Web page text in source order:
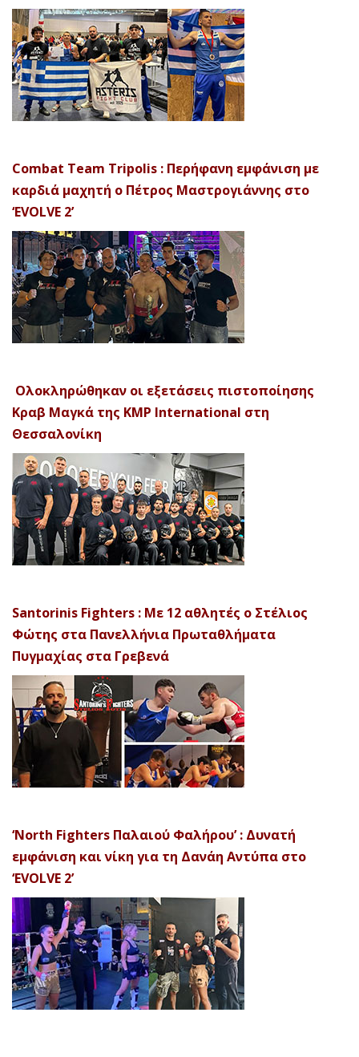
Combat Team Tripolis : Περήφανη εμφάνιση με
καρδιά μαχητή ο Πέτρος Μαστρογιάννης στο
‘EVOLVE 2’
Ολοκληρώθηκαν οι εξετάσεις πιστοποίησης
Κραβ Μαγκά της KMP International στη
Θεσσαλονίκη
Santorinis Fighters : Με 12 αθλητές ο Στέλιος
Φώτης στα Πανελλήνια Πρωταθλήματα
Πυγμαχίας στα Γρεβενά
‘North Fighters Παλαιού Φαλήρου’ : Δυνατή
εμφάνιση και νίκη για τη Δανάη Αντύπα στο
‘EVOLVE 2’